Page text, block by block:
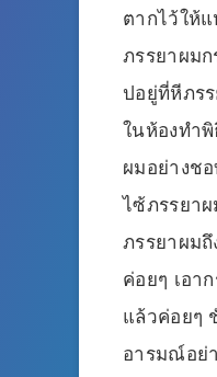
ตากไว้ให้
ภรรยาผม
ปอยู่ที่หีภร
ในห้องทำ
ผมอย่างช
ไซ้ภรรยา
ภรรยาผม
ค่อยๆ เอา
แล้วค่อยๆ
อารมณ์อย่